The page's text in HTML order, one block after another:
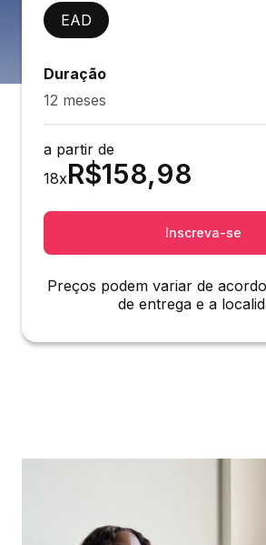
EAD
Duração
12 meses
a partir de
18xR$158,98
Inscreva-se
Preços podem variar de
de entrega e a